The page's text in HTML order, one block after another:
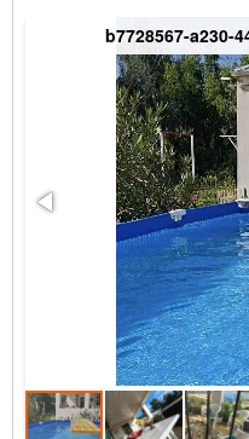
b7728567-a230-